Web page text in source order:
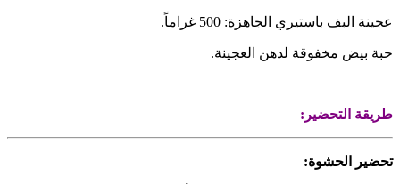
عجينة البف باستيري الجاهزة: 500 غراماً.
حبة بيض مخفوقة لدهن العجينة.
طريقة التحضير:
تحضير الحشوة: